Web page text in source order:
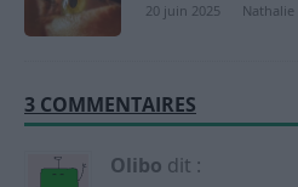
20 juin 2025 Nathalie
3 COMMENTAIRES
Olibo dit :